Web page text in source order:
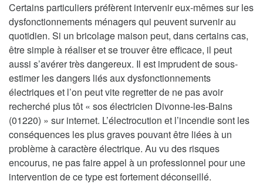
Certains particuliers préfèrent intervenir eux-mêmes sur les
dysfonctionnements ménagers qui peuvent survenir au
quotidien. Si un bricolage maison peut, dans certains cas,
être simple à réaliser et se trouver être efficace, il peut
aussi s’avérer très dangereux. Il est imprudent de sous-
estimer les dangers liés aux dysfonctionnements
électriques et l’on peut vite regretter de ne pas avoir
recherché plus tôt « sos électricien Divonne-les-Bains
(01220) » sur internet. L’électrocution et l’incendie sont les
conséquences les plus graves pouvant être liées à un
problème à caractère électrique. Au vu des risques
encourus, ne pas faire appel à un professionnel pour une
intervention de ce type est fortement déconseillé.